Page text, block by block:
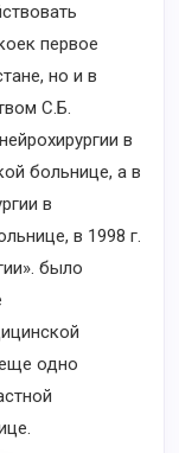
первое
но и в
С.Б.
в
больнице, а в
в
в 1998 г.
было
одно